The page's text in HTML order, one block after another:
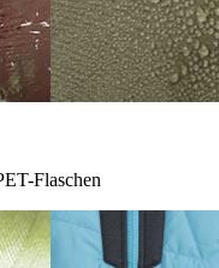
Flaschen